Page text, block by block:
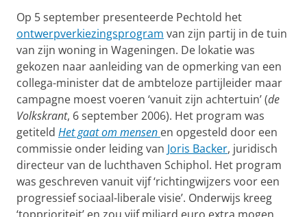
Op 5 september presenteerde Pechtold het
ontwerpverkiezingsprogram van zijn partij in de tuin
van zijn woning in Wageningen. De lokatie was
gekozen naar aanleiding van de opmerking van een
collega-minister dat de ambteloze partijleider maar
campagne moest voeren ‘vanuit zijn achtertuin’ (de
Volkskrant, 6 september 2006). Het program was
getiteld Het gaat om mensen en opgesteld door een
commissie onder leiding van Joris Backer, juridisch
directeur van de luchthaven Schiphol. Het program
was geschreven vanuit vijf ‘richtingwijzers voor een
progressief sociaal-liberale visie’. Onderwijs kreeg